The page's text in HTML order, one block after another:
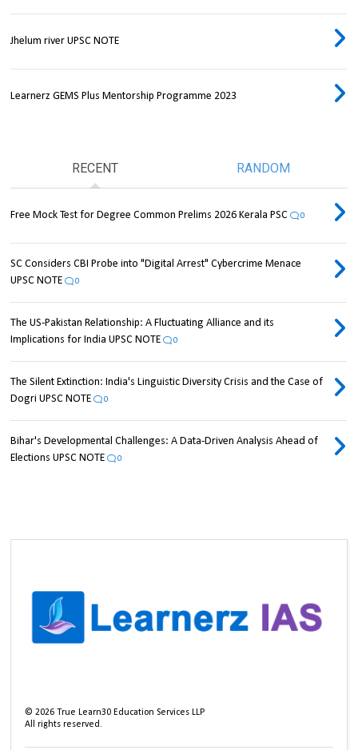
Jhelum river UPSC NOTE
Learnerz GEMS Plus Mentorship Programme 2023
RECENT RANDOM
Free Mock Test for Degree Common Prelims 2026 Kerala PSC 0
SC Considers CBI Probe into "Digital Arrest" Cybercrime Menace
UPSC NOTE
0
The US-Pakistan Relationship: A Fluctuating Alliance and its
Implications for India UPSC NOTE
0
The Silent Extinction: India's Linguistic Diversity Crisis and the Case of
Dogri UPSC NOTE
0
Bihar's Developmental Challenges: A Data-Driven Analysis Ahead of
Elections UPSC NOTE
0
©2026 True Learn30 Education Services LLP
All rights reserved.